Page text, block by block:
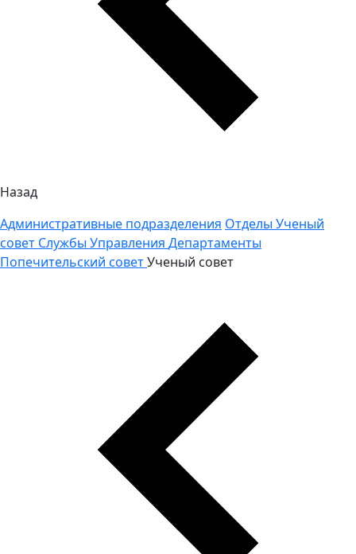
Назад
Административные подразделения Отделы Ученый
совет Службы Управления Департаменты
Попечительский советУченый совет